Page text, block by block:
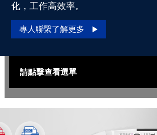
化，工作高效率。
專人聯繫了解更多
請點擊查看選單